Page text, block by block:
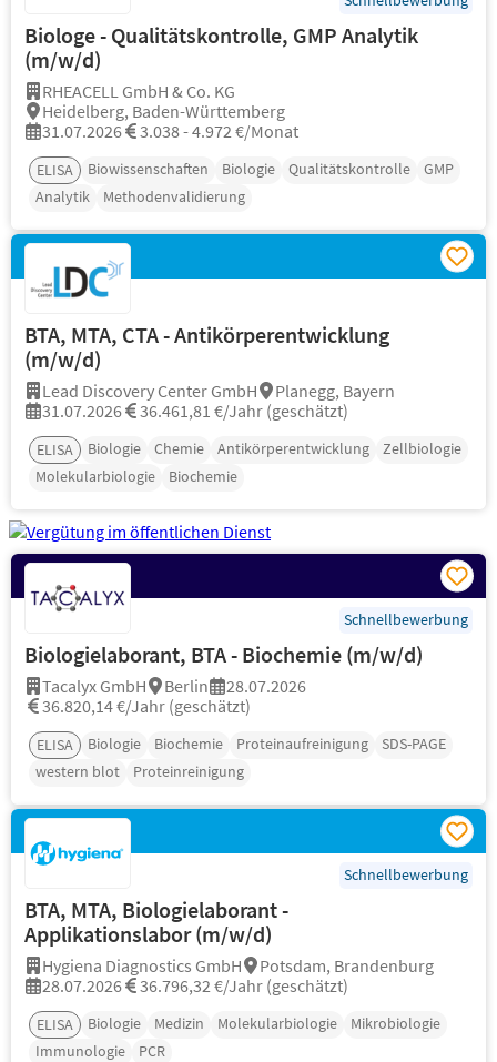
Biologe - Qualitätskontrolle, GMP Analytik
(m/w/d)
RHEACELL GmbH & Co. KG
Heidelberg, Baden-Württemberg
31.07.2026
3.038 - 4.972 €/Monat
ELISA Biowissenschaften Biologie Qualitätskontrolle
GMP
Analytik
Methodenvalidierung
BTA, MTA, CTA - Antikörperentwicklung
(m/w/d)
Lead Discovery Center GmbH
Planegg, Bayern
31.07.2026
36.461,81 €/Jahr (geschätzt)
ELISA Biologie Chemie Antikörperentwicklung
Zellbiologie
Molekularbiologie
Biochemie
Schnellbewerbung
Biologielaborant, BTA - Biochemie (m/w/d)
Tacalyx GmbH Berlin
28.07.2026
36.820,14 €/Jahr (geschätzt)
ELISA Biologie Biochemie Proteinaufreinigung
SDS-PAGE
western blot
Proteinreinigung
Schnellbewerbung
BTA, MTA, Biologielaborant -
Applikationslabor (m/w/d)
Hygiena Diagnostics GmbH
Potsdam, Brandenburg
28.07.2026
36.796,32 €/Jahr (geschätzt)
ELISA Biologie Medizin Molekularbiologie
Mikrobiologie
Immunologie
PCR